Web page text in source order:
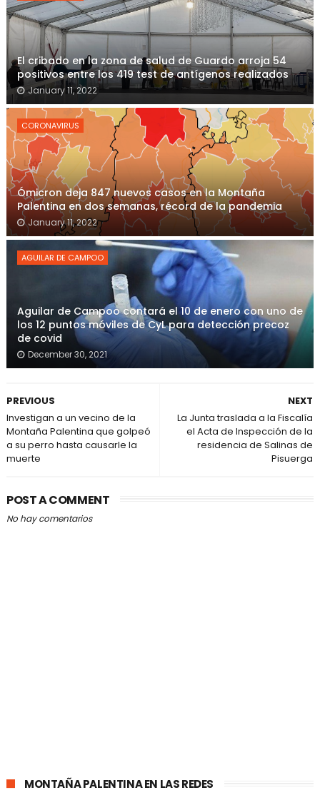
El cribado en la zona de salud de Guardo arroja 54
positivos entre los 419 test de antígenos realizados
January 11, 2022
CORONAVIRUS
Ómicron deja 847 nuevos casos en la Montaña
Palentina en dos semanas, récord de la pandemia
January 11, 2022
AGUILAR DE CAMPOO
Aguilar de Campoo contará el 10 de enero con uno de
los 12 puntos móviles de CyL para detección precoz
de covid
December 30, 2021
NEXT
La Junta traslada a la Fiscalía
el Acta de Inspección de la
residencia de Salinas de
Pisuerga
PREVIOUS
Investigan a un vecino de la
Montaña Palentina que golpeó
a su perro hasta causarle la
muerte
POST A COMMENT
No hay comentarios
MONTAÑA PALENTINA EN LAS REDES